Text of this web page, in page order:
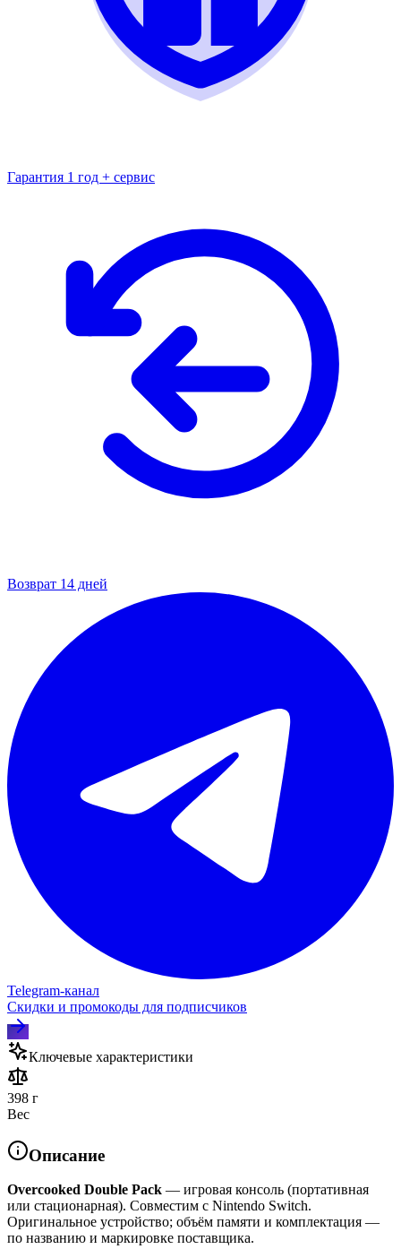
Гарантия 1 год + сервис
Возврат 14 дней
Telegram‑канал
Скидки и промокоды для подписчиков
Ключевые характеристики
398 г
Вес
Описание
Overcooked Double Pack — игровая консоль (портативная
или стационарная). Совместим с Nintendo Switch.
Оригинальное устройство; объём памяти и комплектация —
по названию и маркировке поставщика.